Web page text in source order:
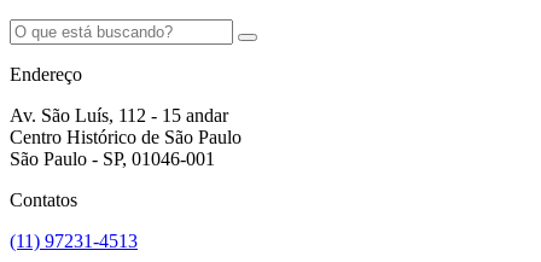
Endereço
Av. São Luís, 112 - 15 andar
Centro Histórico de São Paulo
São Paulo - SP, 01046-001
Contatos
(11) 97231-4513